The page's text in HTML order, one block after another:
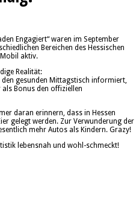
Engagiert“ waren im September
Bereichen des Hessischen
aktiv.
Realität:
gesunden Mittagstisch informiert,
Bonus den offiziellen
daran erinnern, dass in Hessen
gelegt werden. Zur Verwunderung der
mehr Autos als Kindern. Grazy!
lebensnah und wohl-schmeckt!